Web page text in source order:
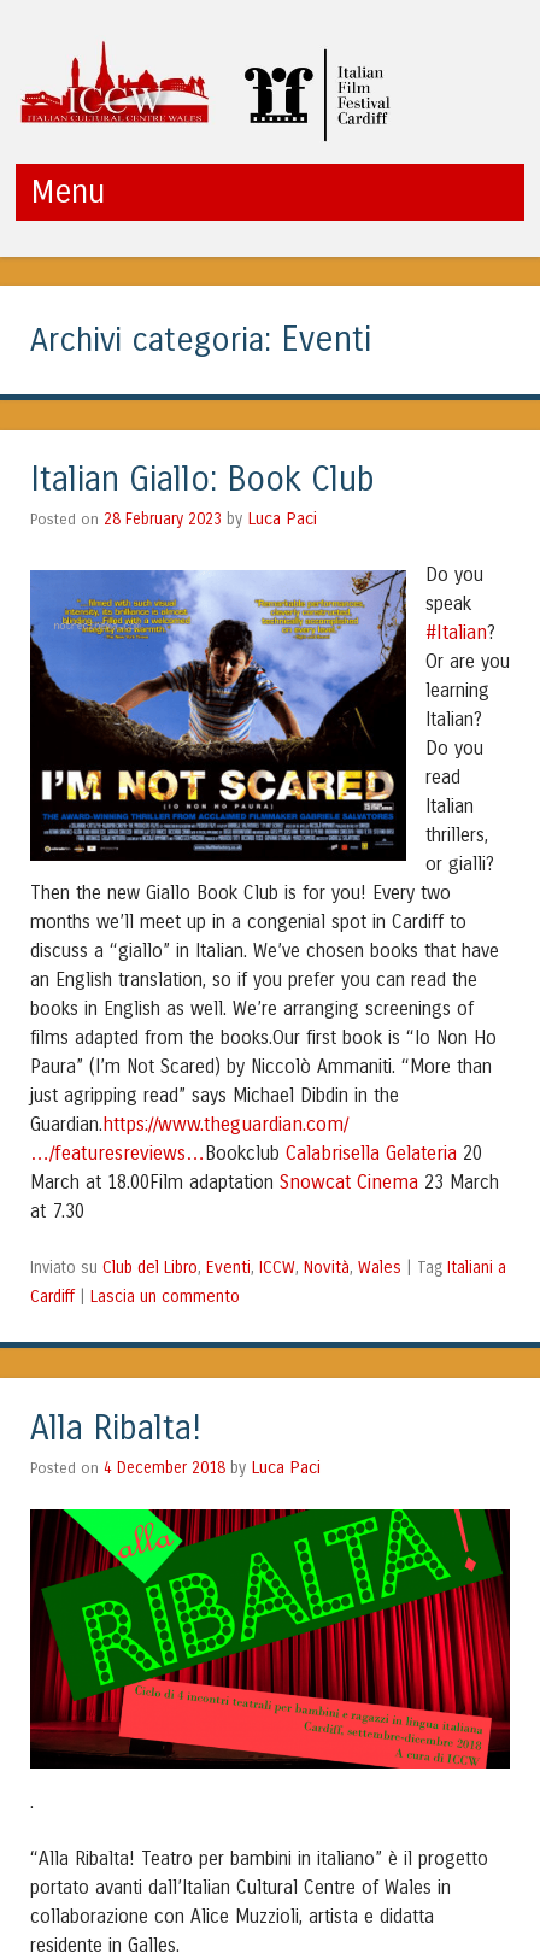
ITALIAN CULTURAL
CENTRE WALES
Menu
Archivi categoria: Eventi
Italian Giallo: Book Club
Posted on 28 February 2023 by Luca Paci
Do you
speak
#Italian?
Or are you
learning
Italian?
Do you
read
Italian
thrillers,
or gialli?
Then the new Giallo Book Club is for you! Every two
months we’ll meet up in a congenial spot in Cardiff to
discuss a “giallo” in Italian. We’ve chosen books that have
an English translation, so if you prefer you can read the
books in English as well. We’re arranging screenings of
films adapted from the books.Our first book is “Io Non Ho
Paura” (I’m Not Scared) by Niccolò Ammaniti. “More than
just agripping read” says Michael Dibdin in the
Guardian.https://www.theguardian.com/
…/featuresreviews… Bookclub Calabrisella Gelateria 20
March at 18.00Film adaptation Snowcat Cinema 23 March
at 7.30
Inviato su Club del Libro, Eventi, ICCW, Novità, Wales Tag Italiani a
Cardiff
Lascia un commento
Alla Ribalta!
Posted on 4 December 2018 by Luca Paci
.
“Alla Ribalta! Teatro per bambini in italiano” è il progetto
portato avanti dall’Italian Cultural Centre of Wales in
collaborazione con Alice Muzzioli, artista e didatta
residente in Galles.